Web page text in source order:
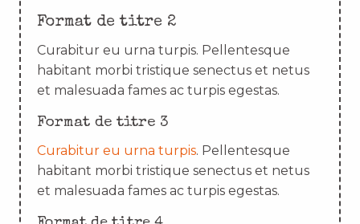
Format de titre 2
Curabitur eu urna turpis. Pellentesque
habitant morbi tristique senectus et netus
et malesuada fames ac turpis egestas.
Format de titre 3
Curabitur eu urna turpis. Pellentesque
habitant morbi tristique senectus et netus
et malesuada fames ac turpis egestas.